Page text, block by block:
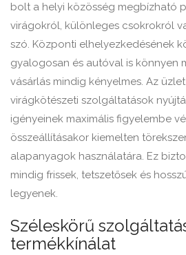
bolt a helyi közösség megbízható
virágokról, különleges csokrokról
szó. Központi elhelyezkedésének
gyalogosan és autóval is könnyen
vásárlás mindig kényelmes. Az
virágkötészeti szolgáltatások
igényeinek maximális figyelembe
összeállításakor kiemelten
alapanyagok használatára. Ez
mindig frissek, tetszetősek és
legyenek.
Széleskörű
termékkínálat